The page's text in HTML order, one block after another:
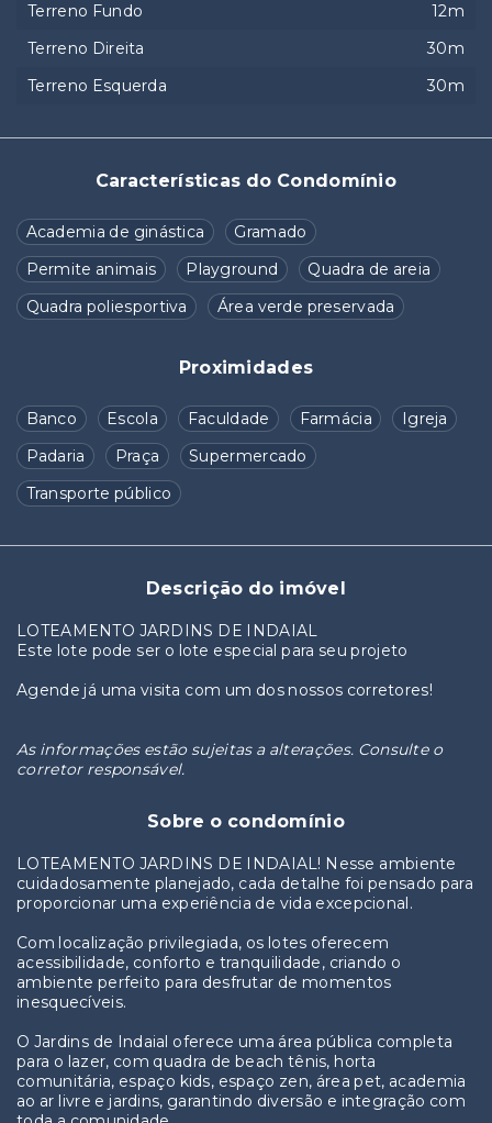
Características do Condomínio
Academia de ginástica
Gramado
Permite animais
Playground
Quadra de areia
Quadra poliesportiva
Área verde preservada
Proximidades
Banco Escola Faculdade Farmácia
Igreja
Padaria
Praça
Supermercado
Transporte público
Descrição do imóvel
LOTEAMENTO JARDINS DE INDAIAL
Este lote pode ser o lote especial para seu projeto
Agende já uma visita com um dos nossos corretores!
As informações estão sujeitas a alterações. Consulte o
corretor responsável.
Sobre o condomínio
LOTEAMENTO JARDINS DE INDAIAL! Nesse ambiente
cuidadosamente planejado, cada detalhe foi pensado para
proporcionar uma experiência de vida excepcional.
Com localização privilegiada, os lotes oferecem
acessibilidade, conforto e tranquilidade, criando o
ambiente perfeito para desfrutar de momentos
inesquecíveis.
O Jardins de Indaial oferece uma área pública completa
para o lazer, com quadra de beach tênis, horta
comunitária, espaço kids, espaço zen, área pet, academia
ao ar livre e jardins, garantindo diversão e integração com
Terreno Fundo
12m
Terreno Direita
30m
Terreno Esquerda
30m